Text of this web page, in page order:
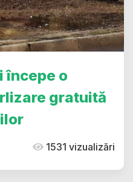
începe o
gratuită
1531 vizualizări